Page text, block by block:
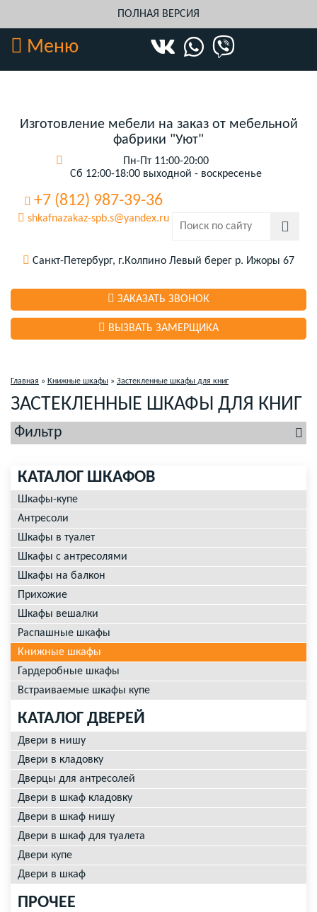
ПОЛНАЯ ВЕРСИЯ
Меню
Изготовление мебели на заказ от мебельной
фабрики "Уют"
Пн-Пт 11:00-20:00
Сб 12:00-18:00 выходной - воскресенье
+7 (812) 987-39-36
shkafnazakaz-spb.s@yandex.ru
Санкт-Петербург, г.Колпино Левый берег р. Ижоры 67
ЗАКАЗАТЬ ЗВОНОК
ВЫЗВАТЬ ЗАМЕРЩИКА
Главная » Книжные шкафы » Застекленные шкафы для книг
ЗАСТЕКЛЕННЫЕ ШКАФЫ ДЛЯ КНИГ
Фильтр
КАТАЛОГ ШКАФОВ
Шкафы-купе
Антресоли
Шкафы в туалет
Шкафы с антресолями
Шкафы на балкон
Прихожие
Шкафы вешалки
Распашные шкафы
Книжные шкафы
Гардеробные шкафы
Встраиваемые шкафы купе
КАТАЛОГ ДВЕРЕЙ
Двери в нишу
Двери в кладовку
Дверцы для антресолей
Двери в шкаф кладовку
Двери в шкаф нишу
Двери в шкаф для туалета
Двери купе
Двери в шкаф
ПРОЧЕЕ